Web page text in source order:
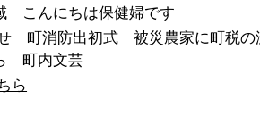
こんにちは保健婦です
町消防出初式 被災農家に町税
町内文芸
ら